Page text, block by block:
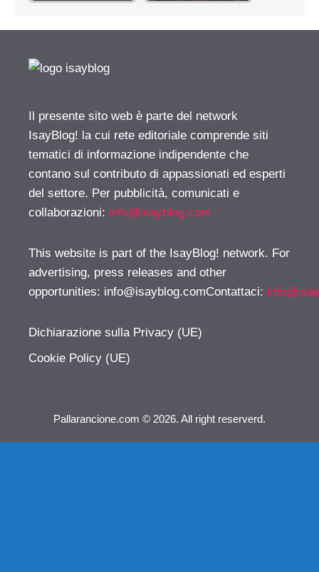
Il presente sito web è parte del network
IsayBlog! la cui rete editoriale comprende siti
tematici di informazione indipendente che
contano sul contributo di appassionati ed esperti
del settore. Per pubblicità, comunicati e
collaborazioni: info@isayblog.com
This website is part of the IsayBlog! network. For
advertising, press releases and other
opportunities: info@isayblog.comContattaci:
Dichiarazione sulla Privacy (UE)
Cookie Policy (UE)
Pallarancione.com © 2026. All right reserverd.